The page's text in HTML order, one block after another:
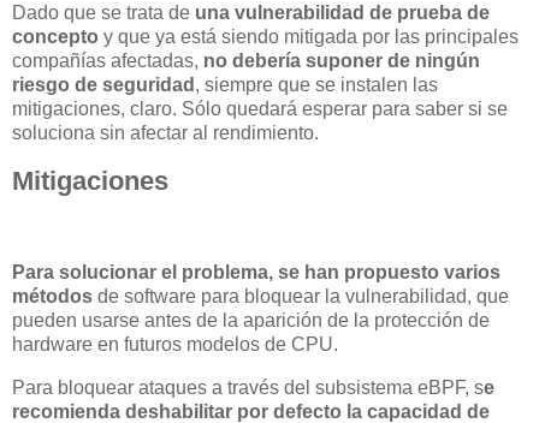
Dado que se trata de una vulnerabilidad de prueba de
concepto y que ya está siendo mitigada por las principales
compañías afectadas, no debería suponer de ningún
riesgo de seguridad , siempre que se instalen las
mitigaciones, claro. Sólo quedará esperar para saber si se
soluciona sin afectar al rendimiento.
Mitigaciones
Para solucionar el problema, se han propuesto varios
métodos de software para bloquear la vulnerabilidad, que
pueden usarse antes de la aparición de la protección de
hardware en futuros modelos de CPU.
Para bloquear ataques a través del subsistema eBPF, se
recomienda deshabilitar por defecto la capacidad de